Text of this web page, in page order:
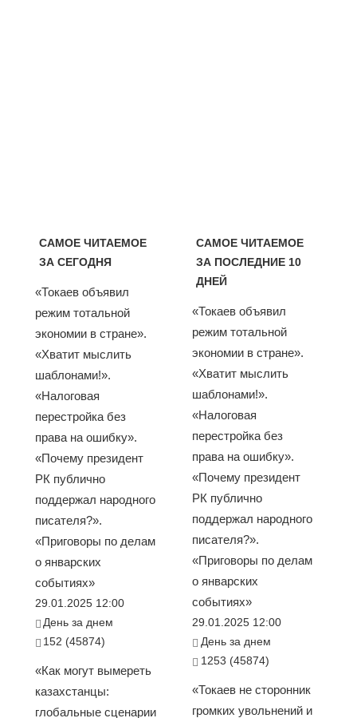
САМОЕ ЧИТАЕМОЕ
ЗА СЕГОДНЯ
«Токаев объявил
режим тотальной
экономии в стране».
«Хватит мыслить
шаблонами!».
«Налоговая
перестройка без
права на ошибку».
«Почему президент
РК публично
поддержал народного
писателя?».
«Приговоры по делам
о январских
событиях»
29.01.2025 12:00
День за днем
152 (45874)
«Как могут вымереть
казахстанцы:
глобальные сценарии
САМОЕ ЧИТАЕМОЕ
ЗА ПОСЛЕДНИЕ 10
ДНЕЙ
«Токаев объявил
режим тотальной
экономии в стране».
«Хватит мыслить
шаблонами!».
«Налоговая
перестройка без
права на ошибку».
«Почему президент
РК публично
поддержал народного
писателя?».
«Приговоры по делам
о январских
событиях»
29.01.2025 12:00
День за днем
1253 (45874)
«Токаев не сторонник
громких увольнений и